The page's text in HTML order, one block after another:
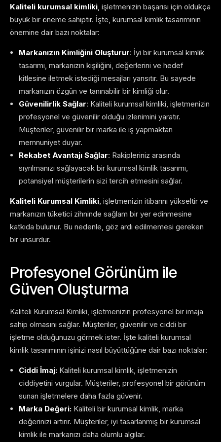
Kaliteli kurumsal kimliki, işletmenizin başarısı için oldukça
büyük bir öneme sahiptir. İşte, kurumsal kimlik tasarımının
önemine dair bazı noktalar:
Markanızın Kimliğini Oluşturur: İyi bir kurumsal kimlik
tasarımı, markanızın kişiliğini, değerlerini ve hedef
kitlesine iletmek istediği mesajları yansıtır. Bu sayede
markanızın özgün ve tanınabilir bir kimliği olur.
Güvenilirlik Sağlar: Kaliteli kurumsal kimliki, işletmenizin
profesyonel ve güvenilir olduğu izlenimini yaratır.
Müşteriler, güvenilir bir marka ile iş yapmaktan
memnuniyet duyar.
Rekabet Avantajı Sağlar: Rakipleriniz arasında
sıyrılmanızı sağlayacak bir kurumsal kimlik tasarımı,
potansiyel müşterilerin sizi tercih etmesini sağlar.
Kaliteli Kurumsal Kimliki, işletmenizin itibarını yükseltir ve
markanızın tüketici zihninde sağlam bir yer edinmesine
katkıda bulunur. Bu nedenle, göz ardı edilmemesi gereken
bir unsurdur.
Profesyonel Görünüm ile
Güven Oluşturma
Kaliteli Kurumsal Kimliki, işletmenizin profesyonel bir imaja
sahip olmasını sağlar. Müşteriler, güvenilir ve ciddi bir
işletme olduğunuzu görmek ister. İşte kaliteli kurumsal
kimlik tasarımının işinizi nasıl büyüttüğüne dair bazı noktalar:
Ciddi İmaj: Kaliteli kurumsal kimlik, işletmenizin
ciddiyetini vurgular. Müşteriler, profesyonel bir görünüm
sunan işletmelere daha fazla güvenir.
Marka Değeri: Kaliteli bir kurumsal kimlik, marka
değerinizi artırır. Müşteriler, iyi tasarlanmış bir kurumsal
kimlik ile markanızı daha olumlu algılar.